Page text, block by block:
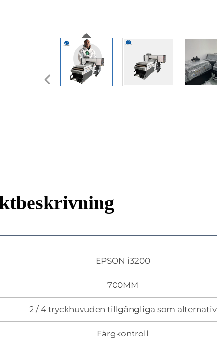
EPSON i3200
700MM
2 / 4 tryckhuvuden tillgängliga som alternativ
Färgkontroll